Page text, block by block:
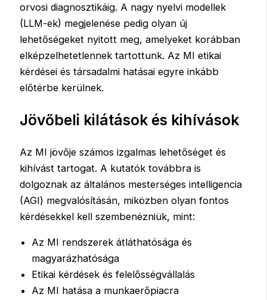
orvosi diagnosztikáig. A nagy nyelvi modellek
(LLM-ek) megjelenése pedig olyan új
lehetőségeket nyitott meg, amelyeket korábban
elképzelhetetlennek tartottunk. Az MI etikai
kérdései és társadalmi hatásai egyre inkább
előtérbe kerülnek.
Jövőbeli kilátások és kihívások
Az MI jövője számos izgalmas lehetőséget és
kihívást tartogat. A kutatók továbbra is
dolgoznak az általános mesterséges intelligencia
(AGI) megvalósításán, miközben olyan fontos
kérdésekkel kell szembenézniük, mint:
Az MI rendszerek átláthatósága és
magyarázhatósága
Etikai kérdések és felelősségvállalás
Az MI hatása a munkaerőpiacra